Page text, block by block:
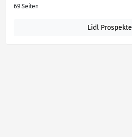
69 Seiten
Lidl Prospekte